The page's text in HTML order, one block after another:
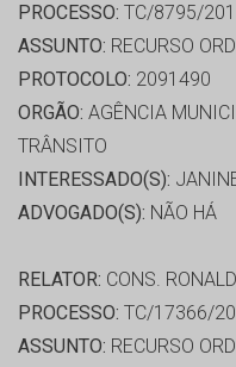
PROCESSO: TC/8795/
ASSUNTO: RECURSO
PROTOCOLO: 2091490
ORGÃO: AGÊNCIA
TRÂNSITO
INTERESSADO(S):
ADVOGADO(S): NÃO HÁ
RELATOR: CONS.
PROCESSO: TC/17366/
ASSUNTO: RECURSO